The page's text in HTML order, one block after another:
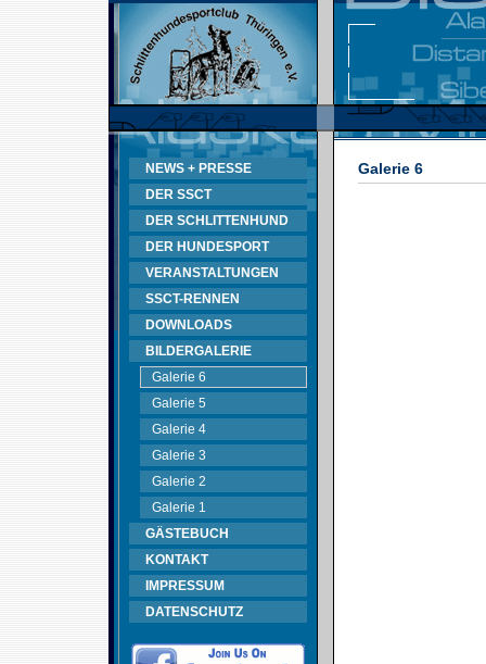
NEWS + PRESSE
DER SSCT
DER SCHLITTENHUND
DER HUNDESPORT
VERANSTALTUNGEN
SSCT-RENNEN
DOWNLOADS
BILDERGALERIE
Galerie 6
Galerie 5
Galerie 4
Galerie 3
Galerie 2
Galerie 1
GÄSTEBUCH
KONTAKT
IMPRESSUM
DATENSCHUTZ
Galerie 6